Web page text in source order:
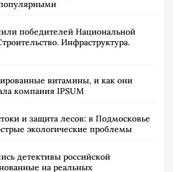
популярными
победителей Национальной
Инфраструктура.
витамины, и как они
компания IPSUM
и защита лесов: в Подмосковье
экологические проблемы
детективы российской
на реальных